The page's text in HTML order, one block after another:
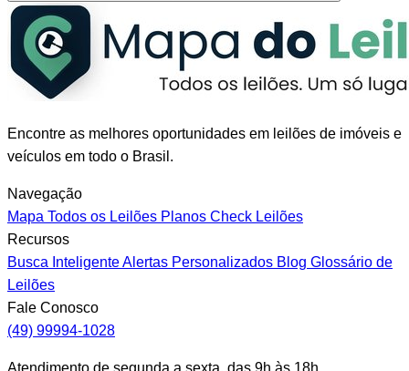
Encontre as melhores oportunidades em leilões de imóveis e
veículos em todo o Brasil.
Navegação
Mapa Todos os Leilões Planos Check Leilões
Recursos
Busca InteligenteAlertas Personalizados Blog Glossário de
Leilões
Fale Conosco
(49) 99994-1028
Atendimento de segunda a sexta, das 9h às 18h